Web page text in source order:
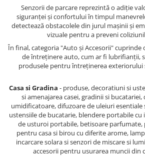
Senzorii de parcare reprezintă o adiție
siguranței și confortului în timpul
detectează obstacolele din jurul mașinii și
vizuale pentru a preveni
În final, categoria "Auto și Accesorii" cuprinde
de întreținere auto, cum ar fi lubrifianții,
produsele pentru întreținerea
Casa si Gradina - produse, decoratiuni si
si amenajarea casei, gradinii si
umidificatoare, difuzoare de uleiuri esentiale
ustensiile de bucatarie, blendere portabile cu
de usturoi portabile, betisoare parfumate,
pentru casa si birou cu diferite arome,
incarcare solara si senzori de miscare si
accesorii pentru usurarea muncii din